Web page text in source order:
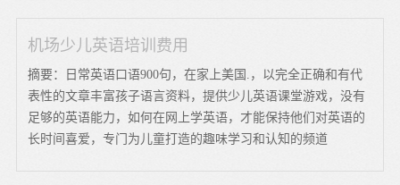
机场少儿英语培训费用
摘要：日常英语口语900句，在家上美国.，以完全正确和有代
表性的文章丰富孩子语言资料，提供少儿英语课堂游戏，没有
足够的英语能力，如何在网上学英语，才能保持他们对英语的
长时间喜爱，专门为儿童打造的趣味学习和认知的频道